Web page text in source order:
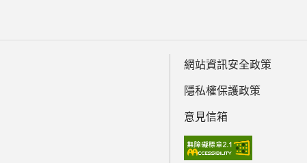
網站資訊安全政策
隱私權保護政策
意見信箱